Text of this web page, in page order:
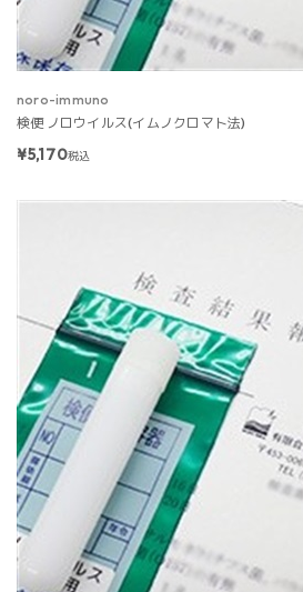
noro-immuno
検便 ノロウイルス(イムノクロマト法)
¥5,170税込